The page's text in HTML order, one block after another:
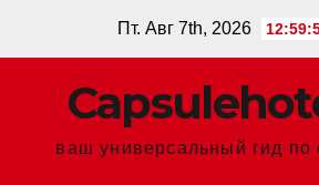
Пт. Авг 7th, 2026
ваш универсальный гид по